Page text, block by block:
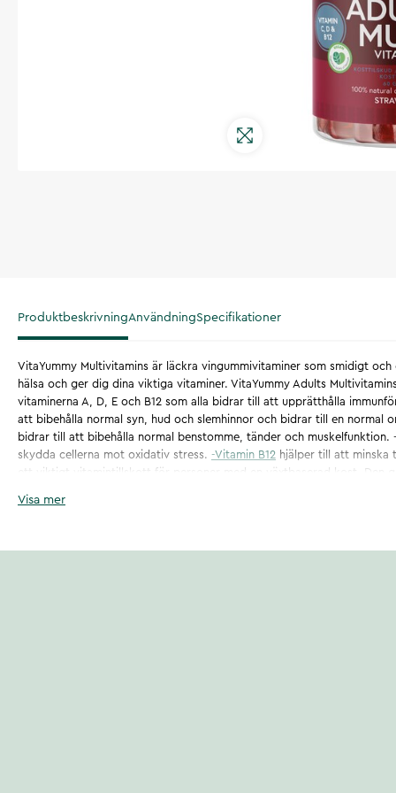
ProduktbeskrivningAnvändningSpecifikationer
VitaYummy Multivitamins är läckra vingummivitaminer som smidigt
hälsa och ger dig dina viktiga vitaminer. VitaYummy Adults
vitaminerna A, D, E och B12 som alla bidrar till att upprätthålla
att bibehålla normal syn, hud och slemhinnor och bidrar till en normal
bidrar till att bibehålla normal benstomme, tänder och muskelfunktion. -
skydda cellerna mot oxidativ stress. -Vitamin B12 hjälper till att minska
ett viktigt vitamintillskott för personer med en växtbaserad kost. Den
svarta vinbär.
Visa mer